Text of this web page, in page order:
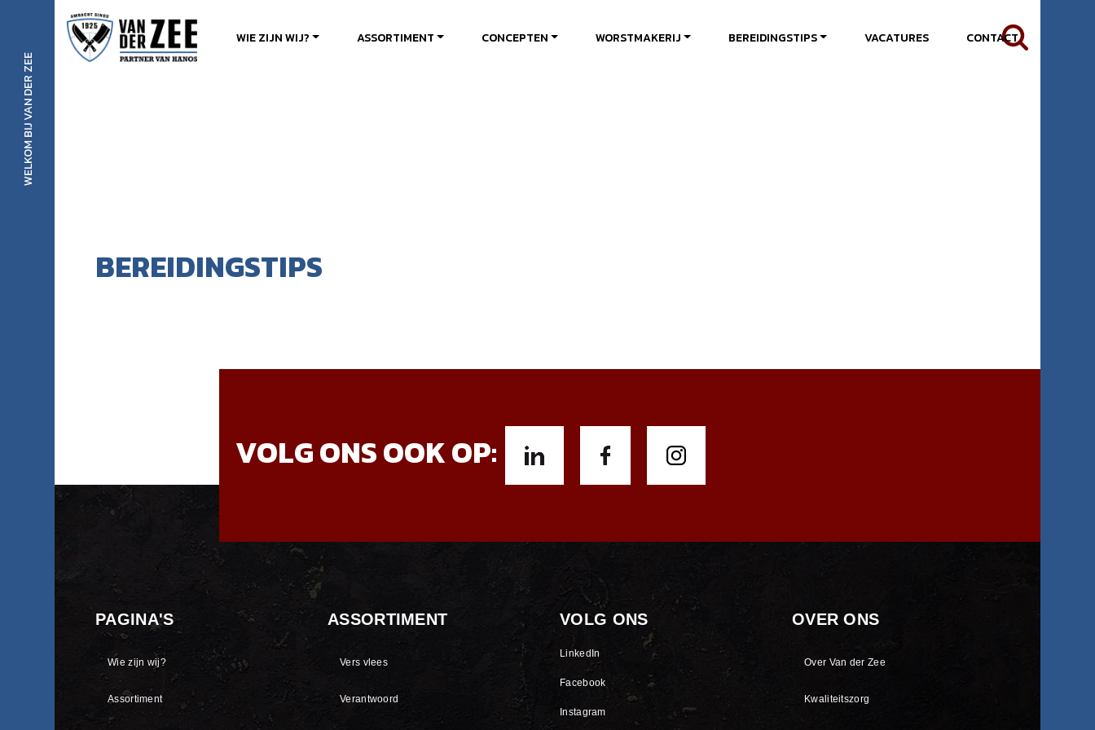
WELKOM BIJ VAN DER ZEE
Ambachtelijke Slager van der Zee
WIE ZIJN WIJ? ASSORTIMENT CONCEPTEN WORSTMAKERIJ BEREIDINGSTIPS VACATURES CONTACT
BEREIDINGSTIPS
VOLG ONS OOK OP:
PAGINA'S
Wie zijn wij?
Assortiment
ASSORTIMENT
Vers vlees
Verantwoord
VOLG ONS
LinkedIn
Facebook
Instagram
OVER ONS
Over Van der Zee
Kwaliteitszorg